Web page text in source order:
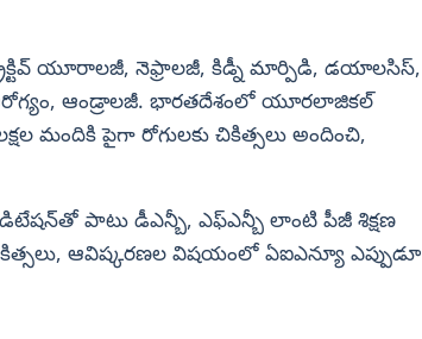
యూరాలజీ, నెఫ్రాలజీ, కిడ్నీ మార్పిడి, డయాలసిస్,
ఆండ్రాలజీ. భారతదేశంలో యూరలాజికల్
మందికి పైగా రోగులకు చికిత్సలు అందించి,
పాటు డీఎన్బీ, ఎఫ్‌ఎన్బీ లాంటి పీజీ శిక్షణ
ఆవిష్కరణల విషయంలో ఏఐఎన్యూ ఎప్పుడూ